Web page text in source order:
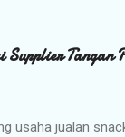
Supplier
usaha jualan